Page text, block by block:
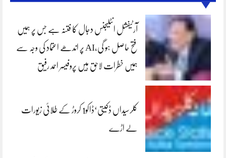
آرٹیفشل انٹلیجنس دجال کا فتنہ ہے جس پر ہمیں
فتح حاصل ہو گی،AI پر اندھے اعتماد کی وجہ سے
ہمیں خطرات لاحق ہیں پروفیسر احمد رفیق
کلرسیداں ڈکیتی‘ڈاکو1 کروڑ کے طلائی زیورات
لے اڑے